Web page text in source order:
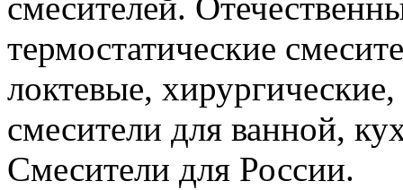
смесителей.
термостатические
локтевые,
смесители для ванной,
Смесители для России.